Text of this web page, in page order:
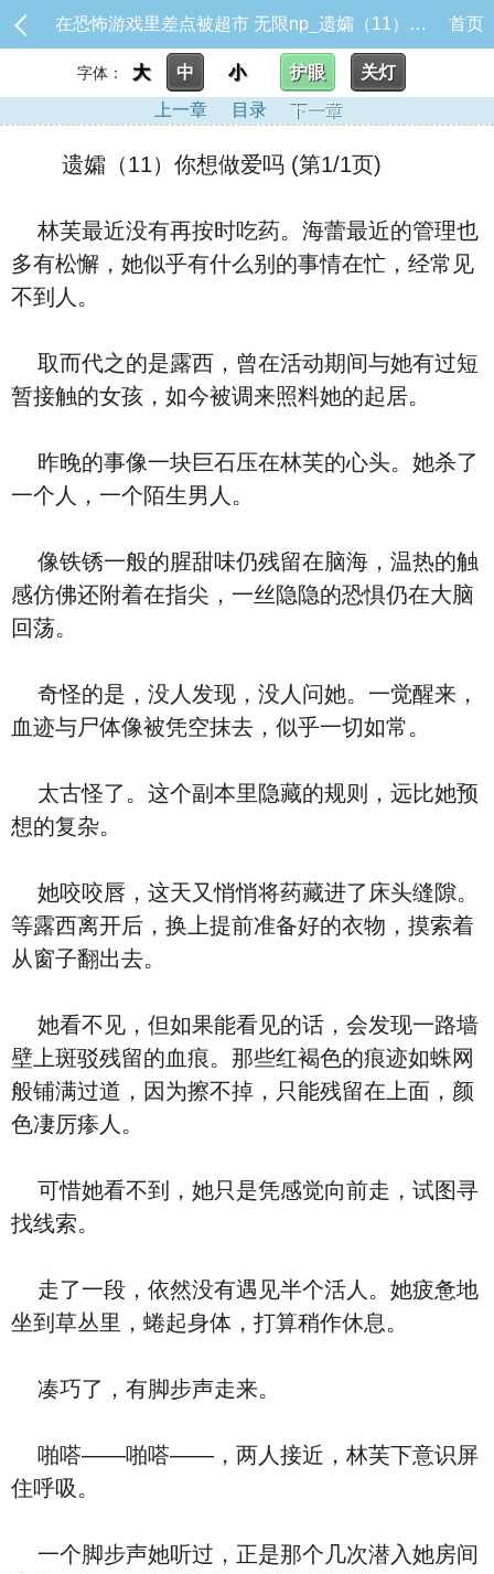
在恐怖游戏里差点被超市 无限np_遗孀（11）你想做爱吗 首页
字体： 大 中 小 护眼
关灯
上一章
目录 下一章
遗孀（11）你想做爱吗 (第1/1页)
林芙最近没有再按时吃药。海蕾最近的管理也
多有松懈，她似乎有什么别的事情在忙，经常见
不到人。
取而代之的是露西，曾在活动期间与她有过短
暂接触的女孩，如今被调来照料她的起居。
昨晚的事像一块巨石压在林芙的心头。她杀了
一个人，一个陌生男人。
像铁锈一般的腥甜味仍残留在脑海，温热的触
感仿佛还附着在指尖，一丝隐隐的恐惧仍在大脑
回荡。
奇怪的是，没人发现，没人问她。一觉醒来，
血迹与尸体像被凭空抹去，似乎一切如常。
太古怪了。这个副本里隐藏的规则，远比她预
想的复杂。
她咬咬唇，这天又悄悄将药藏进了床头缝隙。
等露西离开后，换上提前准备好的衣物，摸索着
从窗子翻出去。
她看不见，但如果能看见的话，会发现一路墙
壁上斑驳残留的血痕。那些红褐色的痕迹如蛛网
般铺满过道，因为擦不掉，只能残留在上面，颜
色凄厉瘆人。
可惜她看不到，她只是凭感觉向前走，试图寻
找线索。
走了一段，依然没有遇见半个活人。她疲惫地
坐到草丛里，蜷起身体，打算稍作休息。
凑巧了，有脚步声走来。
啪嗒——啪嗒——，两人接近，林芙下意识屏
住呼吸。
一个脚步声她听过，正是那个几次潜入她房间